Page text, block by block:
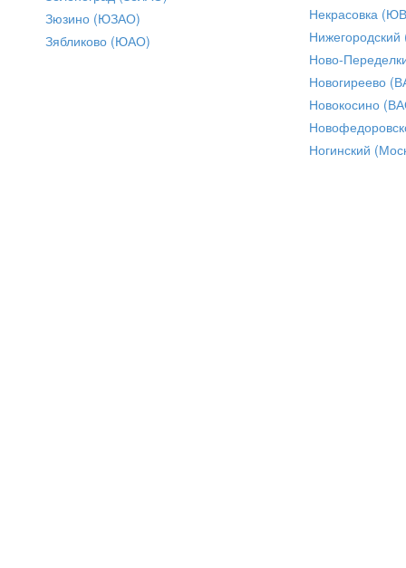
Зюзино (ЮЗАО)
Зябликово (ЮАО)
Некрасовка
Ново-
Новогиреево
Новокосино
Ногинский